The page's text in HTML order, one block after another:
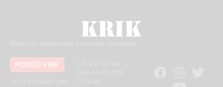
Mreža za istraživanje kriminala i korupcije
011 420 43 04
PODRŽI KRIK